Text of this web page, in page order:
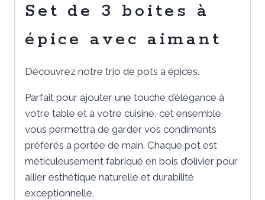
Set de 3 boites à
épice avec aimant
Découvrez notre trio de pots à épices.
Parfait pour ajouter une touche d’élégance à
votre table et à votre cuisine, cet ensemble
vous permettra de garder vos condiments
préférés à portée de main. Chaque pot est
méticuleusement fabriqué en bois d’olivier pour
allier esthétique naturelle et durabilité
exceptionnelle.